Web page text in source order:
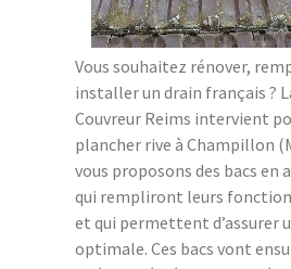
Vous souhaitez rénover,
installer un drain français ?
Couvreur Reims intervient
plancher rive à Champillon
vous proposons des bacs en
qui rempliront leurs
et qui permettent d’assurer
optimale. Ces bacs vont